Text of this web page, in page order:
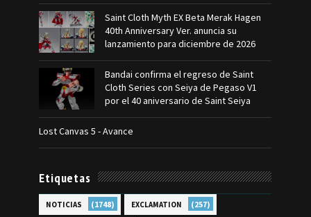
Saint Cloth Myth EX Beta Merak Hagen
40th Anniversary Ver. anuncia su
lanzamiento para diciembre de 2026
Bandai confirma el regreso de Saint
Cloth Series con Seiya de Pegaso V1
por el 40 aniversario de Saint Seiya
Lost Canvas 5 - Avance
Etiquetas
NOTICIAS (1748) EXCLAMATION (257)